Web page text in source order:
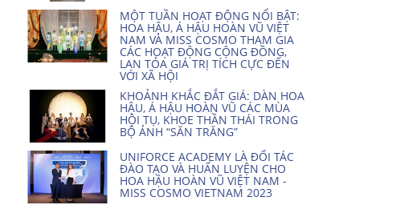
MỘT TUẦN HOẠT ĐỘNG NỔI BẬT:
HOA HẬU, Á HẬU HOÀN VŨ VIỆT
NAM VÀ MISS COSMO THAM GIA
CÁC HOẠT ĐỘNG CỘNG ĐỒNG,
LAN TỎA GIÁ TRỊ TÍCH CỰC ĐẾN
VỚI XÃ HỘI
KHOẢNH KHẮC ĐẮT GIÁ: DÀN HOA
HẬU, Á HẬU HOÀN VŨ CÁC MÙA
HỘI TỤ, KHOE THẦN THÁI TRONG
BỘ ẢNH “SĂN TRĂNG”
UNIFORCE ACADEMY LÀ ĐỐI TÁC
ĐÀO TẠO VÀ HUẤN LUYỆN CHO
HOA HẬU HOÀN VŨ VIỆT NAM -
MISS COSMO VIETNAM 2023